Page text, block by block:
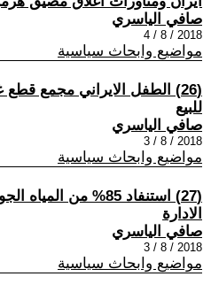
صافي الياسري
2018 / 8 / 4
مواضيع وابحاث سياسية
(26) الطفل الايراني مجمع
للبيع
صافي الياسري
2018 / 8 / 3
مواضيع وابحاث سياسية
(27) استنفاد 85% من
الادارة
صافي الياسري
2018 / 8 / 3
مواضيع وابحاث سياسية